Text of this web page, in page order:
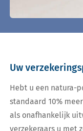
Uw
Hebt u een natura-
standaard 10%
als onafhankelijk
verzekeraars u met